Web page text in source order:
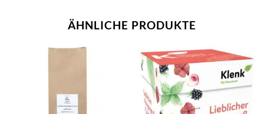
ÄHNLICHE PRODUKTE